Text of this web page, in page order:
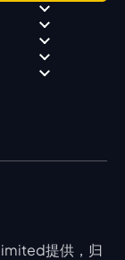
提供，归